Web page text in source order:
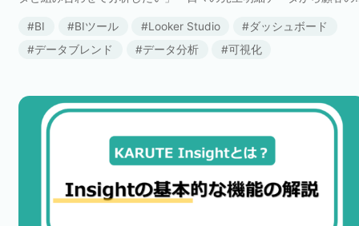
せんか？ Looker St […]
BI BIツール Looker Studio
ダッシュボード
データブレンド
データ分析 可視化